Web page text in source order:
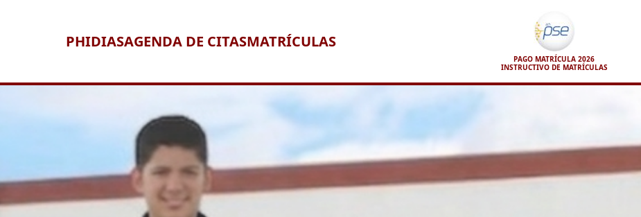
PHIDIASAGENDA DE CITASMATRÍCULAS
PAGO MATRÍCULA 2026
INSTRUCTIVO DE MATRÍCULAS